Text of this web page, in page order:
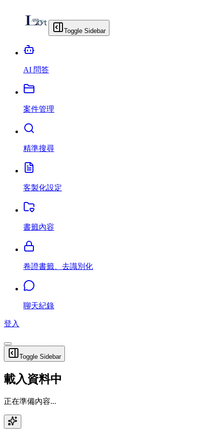
Toggle Sidebar
AI 問答
案件管理
精準搜尋
客製化設定
書籤內容
卷證書籤、去識別化
聊天紀錄
登入
Toggle Sidebar
載入資料中
正在準備內容...